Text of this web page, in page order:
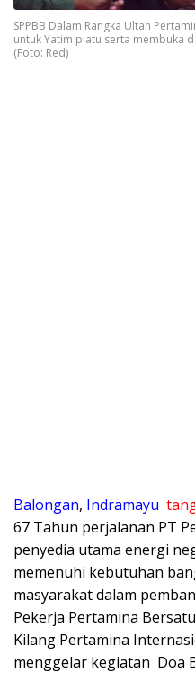
SPPBB Dalam Rangka Ultah
untuk Yatim piatu serta membuka
(Foto: Red)
Balongan, Indramayu
67 Tahun perjalanan PT
penyedia utama energi
memenuhi kebutuhan
masyarakat dalam
Pekerja Pertamina
Kilang Pertamina
menggelar kegiatan Doa